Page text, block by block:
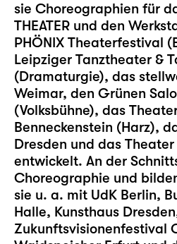
sie Choreographien für
THEATER und den
PHÖNIX Theaterfestival
Leipziger Tanztheater &
(Dramaturgie), das
Weimar, den Grünen
(Volksbühne), das
Benneckenstein (Harz),
Dresden und das
entwickelt. An der
Choreographie und
sie u. a. mit UdK Berlin,
Halle, Kunsthaus
Zukunftsvisionenfestival